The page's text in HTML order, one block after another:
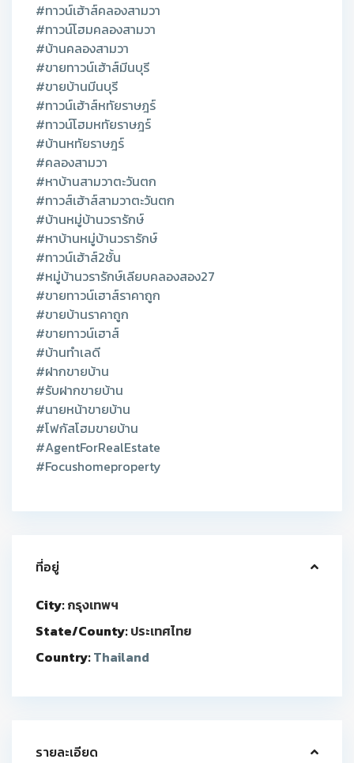
#ทาวน์เฮ้าส์คลองสามวา
#ทาวน์โฮมคลองสามวา
#บ้านคลองสามวา
#ขายทาวน์เฮ้าส์มีนบุรี
#ขายบ้านมีนบุรี
#ทาวน์เฮ้าส์หทัยราษฎร์
#ทาวน์โฮมหทัยราษฎร์
#บ้านหทัยราษฎร์
#คลองสามวา
#หาบ้านสามวาตะวันตก
#ทาวส์เฮ้าส์สามวาตะวันตก
#บ้านหมู่บ้านวรารักษ์
#หาบ้านหมู่บ้านวรารักษ์
#ทาวน์เฮ้าส์2ชั้น
#หมู่บ้านวรารักษ์เลียบคลองสอง27
#ขายทาวน์เฮาส์ราคาถูก
#ขายบ้านราคาถูก
#ขายทาวน์เฮาส์
#บ้านทำเลดี
#ฝากขายบ้าน
#รับฝากขายบ้าน
#นายหน้าขายบ้าน
#โฟกัสโฮมขายบ้าน
#AgentForRealEstate
#Focushomeproperty
ที่อยู่
City:กรุงเทพฯ
State/County:ประเทศไทย
Country:Thailand
รายละเอียด